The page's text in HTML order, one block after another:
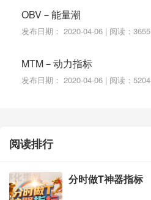
OBV－能量潮
发布日期： 2020-04-06 | 阅读：3655
MTM－动力指标
发布日期： 2020-04-06 | 阅读：5204
阅读排行
分时做T神器指标